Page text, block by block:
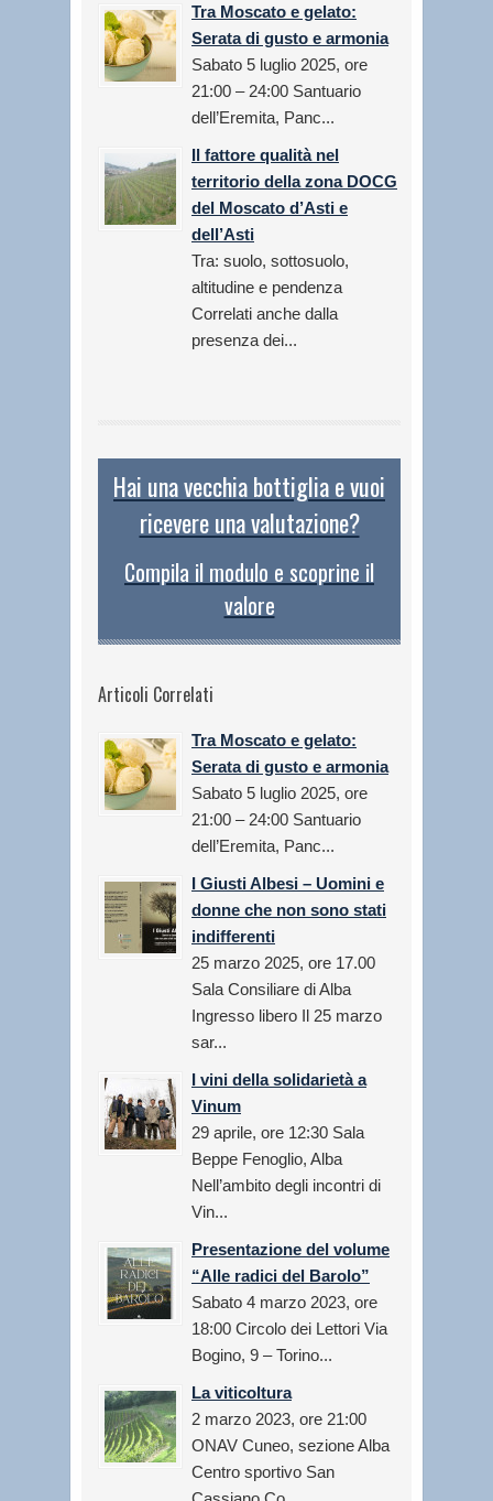
Tra Moscato e gelato:
Serata di gusto e armonia
Sabato 5 luglio 2025, ore
21:00 – 24:00 Santuario
dell’Eremita, Panc...
Il fattore qualità nel
territorio della zona DOCG
del Moscato d’Asti e
dell’Asti
Tra: suolo, sottosuolo,
altitudine e pendenza
Correlati anche dalla
presenza dei...
Hai una vecchia bottiglia e vuoi
ricevere una valutazione?
Compila il modulo e scoprine il
valore
Articoli Correlati
Tra Moscato e gelato:
Serata di gusto e armonia
Sabato 5 luglio 2025, ore
21:00 – 24:00 Santuario
dell’Eremita, Panc...
I Giusti Albesi – Uomini e
donne che non sono stati
indifferenti
25 marzo 2025, ore 17.00
Sala Consiliare di Alba
Ingresso libero Il 25 marzo
sar...
I vini della solidarietà a
Vinum
29 aprile, ore 12:30 Sala
Beppe Fenoglio, Alba
Nell’ambito degli incontri di
Vin...
Presentazione del volume
“Alle radici del Barolo”
Sabato 4 marzo 2023, ore
18:00 Circolo dei Lettori Via
Bogino, 9 – Torino...
La viticoltura
2 marzo 2023, ore 21:00
ONAV Cuneo, sezione Alba
Centro sportivo San